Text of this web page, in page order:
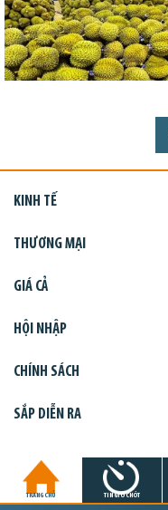
KINH TẾ
THƯƠNG MẠI
GIÁ CẢ
HỘI NHẬP
CHÍNH SÁCH
SẮP DIỄN RA
TRANG CHỦ TIN GIỜ CHÓT